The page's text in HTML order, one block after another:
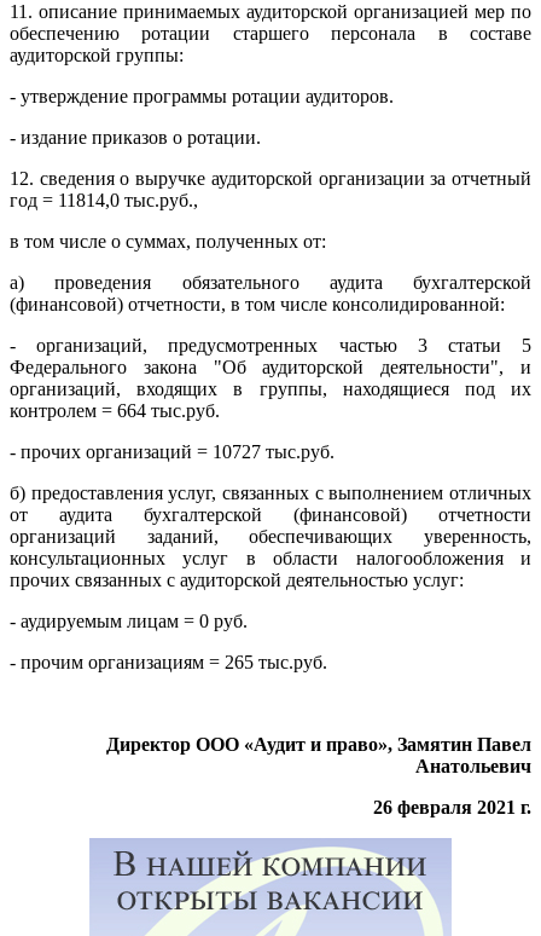
11. описание принимаемых аудиторской организацией мер по
обеспечению ротации старшего персонала в составе
аудиторской группы:
- утверждение программы ротации аудиторов.
- издание приказов о ротации.
12. сведения о выручке аудиторской организации за отчетный
год = 11814,0 тыс.руб.,
в том числе о суммах, полученных от:
а) проведения обязательного аудита бухгалтерской
(финансовой) отчетности, в том числе консолидированной:
- организаций, предусмотренных частью 3 статьи 5
Федерального закона "Об аудиторской деятельности", и
организаций, входящих в группы, находящиеся под их
контролем = 664 тыс.руб.
- прочих организаций = 10727 тыс.руб.
б) предоставления услуг, связанных с выполнением отличных
от аудита бухгалтерской (финансовой) отчетности
организаций заданий, обеспечивающих уверенность,
консультационных услуг в области налогообложения и
прочих связанных с аудиторской деятельностью услуг:
- аудируемым лицам = 0 руб.
- прочим организациям = 265 тыс.руб.
Директор ООО «Аудит и право», Замятин Павел
Анатольевич
26 февраля 2021 г.